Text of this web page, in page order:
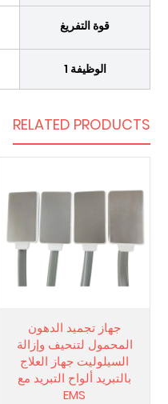
قوة التفريغ
الوظيفة 1
RELATED PRODUCTS
جهاز تجميد الدهون
المحمول لتنحيف وإزالة
السيلوليت جهاز العلاج
بالتبريد ألواح التبريد مع
EMS